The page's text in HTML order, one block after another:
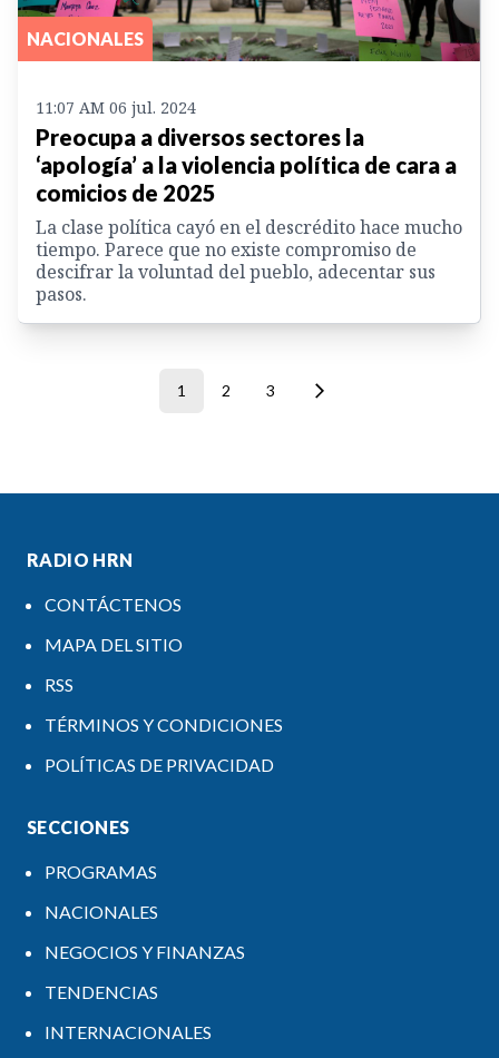
NACIONALES
11:07 AM 06 jul. 2024
Preocupa a diversos sectores la
‘apología’ a la violencia política de cara a
comicios de 2025
La clase política cayó en el descrédito hace mucho
tiempo. Parece que no existe compromiso de
descifrar la voluntad del pueblo, adecentar sus
pasos.
1 2 3
RADIO HRN
CONTÁCTENOS
MAPA DEL SITIO
RSS
TÉRMINOS Y CONDICIONES
POLÍTICAS DE PRIVACIDAD
SECCIONES
PROGRAMAS
NACIONALES
NEGOCIOS Y FINANZAS
TENDENCIAS
INTERNACIONALES